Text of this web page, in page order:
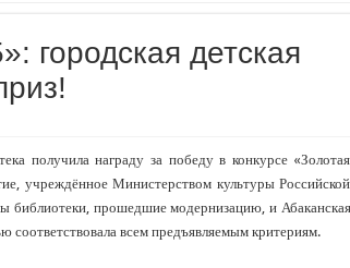
безопасность своего ребёнка!
отдыха «Меридиан» и «Звёздный» ждут ребят
жителям Хакасии о мерах профилактики
в пляжной зоне Парка Культуры и Отдыха в Абакане
«Ровесники Абакана»
городская детская
получила награду за победу в конкурсе «Золотая
учреждённое Министерством культуры Российской
библиотеки, прошедшие модернизацию, и Абаканская
соответствовала всем предъявляемым критериям.